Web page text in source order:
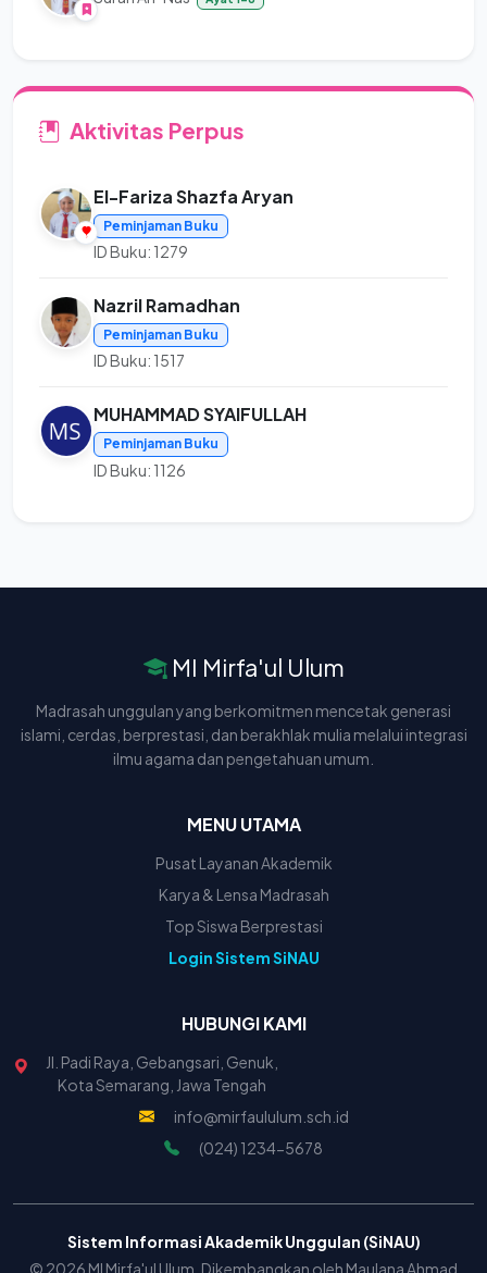
Aktivitas Perpus
El-Fariza Shazfa Aryan
Peminjaman Buku
ID Buku: 1279
Nazril Ramadhan
Peminjaman Buku
ID Buku: 1517
MUHAMMAD SYAIFULLAH
Peminjaman Buku
ID Buku: 1126
MI Mirfa'ul Ulum
Madrasah unggulan yang berkomitmen mencetak generasi
islami, cerdas, berprestasi, dan berakhlak mulia melalui integrasi
ilmu agama dan pengetahuan umum.
MENU UTAMA
Pusat Layanan Akademik
Karya & Lensa Madrasah
Top Siswa Berprestasi
Login Sistem SiNAU
HUBUNGI KAMI
Jl. Padi Raya, Gebangsari, Genuk,
Kota Semarang, Jawa Tengah
info@mirfaululum.sch.id
(024) 1234-5678
Sistem Informasi Akademik Unggulan (SiNAU)
© 2026 MI Mirfa'ul Ulum. Dikembangkan oleh Maulana Ahmad